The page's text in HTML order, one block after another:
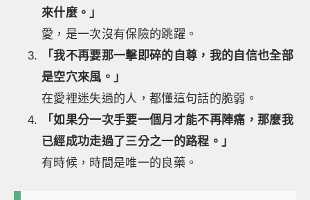
來什麼。」
愛，是一次沒有保險的跳躍。
「我不再要那一擊即碎的自尊，我的自信也全部
是空穴來風。」
在愛裡迷失過的人，都懂這句話的脆弱。
「如果分一次手要一個月才能不再陣痛，那麼我
已經成功走過了三分之一的路程。」
有時候，時間是唯一的良藥。